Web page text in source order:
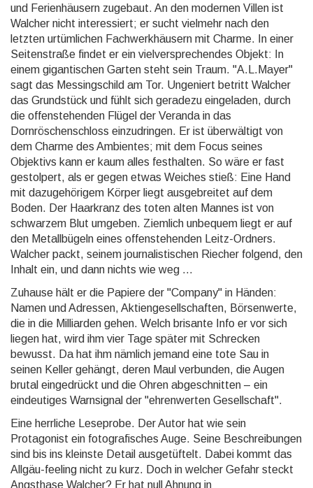
und Ferienhäusern zugebaut. An den modernen Villen ist
Walcher nicht interessiert; er sucht vielmehr nach den
letzten urtümlichen Fachwerkhäusern mit Charme. In einer
Seitenstraße findet er ein vielversprechendes Objekt: In
einem gigantischen Garten steht sein Traum. "A.L.Mayer"
sagt das Messingschild am Tor. Ungeniert betritt Walcher
das Grundstück und fühlt sich geradezu eingeladen, durch
die offenstehenden Flügel der Veranda in das
Dornröschenschloss einzudringen. Er ist überwältigt von
dem Charme des Ambientes; mit dem Focus seines
Objektivs kann er kaum alles festhalten. So wäre er fast
gestolpert, als er gegen etwas Weiches stieß: Eine Hand
mit dazugehörigem Körper liegt ausgebreitet auf dem
Boden. Der Haarkranz des toten alten Mannes ist von
schwarzem Blut umgeben. Ziemlich unbequem liegt er auf
den Metallbügeln eines offenstehenden Leitz-Ordners.
Walcher packt, seinem journalistischen Riecher folgend, den
Inhalt ein, und dann nichts wie weg ...
Zuhause hält er die Papiere der "Company" in Händen:
Namen und Adressen, Aktiengesellschaften, Börsenwerte,
die in die Milliarden gehen. Welch brisante Info er vor sich
liegen hat, wird ihm vier Tage später mit Schrecken
bewusst. Da hat ihm nämlich jemand eine tote Sau in
seinen Keller gehängt, deren Maul verbunden, die Augen
brutal eingedrückt und die Ohren abgeschnitten – ein
eindeutiges Warnsignal der "ehrenwerten Gesellschaft".
Eine herrliche Leseprobe. Der Autor hat wie sein
Protagonist ein fotografisches Auge. Seine Beschreibungen
sind bis ins kleinste Detail ausgetüftelt. Dabei kommt das
Allgäu-feeling nicht zu kurz. Doch in welcher Gefahr steckt
Angsthase Walcher? Er hat null Ahnung in